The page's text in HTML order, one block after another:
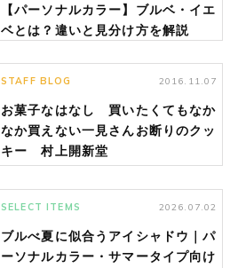
【パーソナルカラー】ブルベ・イエ
ベとは？違いと見分け方を解説
STAFF BLOG 2016.11.07
お菓子なはなし 買いたくてもなか
なか買えない一見さんお断りのクッ
キー 村上開新堂
SELECT ITEMS 2026.07.02
ブルべ夏に似合うアイシャドウ｜パ
ーソナルカラー・サマータイプ向け